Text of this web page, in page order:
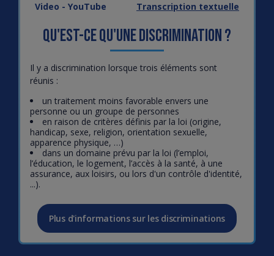
Video - YouTube Transcription textuelle
Qu'est-ce qu'une discrimination ?
Il y a discrimination lorsque trois éléments sont
réunis :
un traitement moins favorable envers une
personne ou un groupe de personnes
en raison de critères définis par la loi (origine,
handicap, sexe, religion, orientation sexuelle,
apparence physique, …)
dans un domaine prévu par la loi (l’emploi,
l’éducation, le logement, l’accès à la santé, à une
assurance, aux loisirs, ou lors d'un contrôle d'identité,
...).
Plus d'informations sur les discriminations